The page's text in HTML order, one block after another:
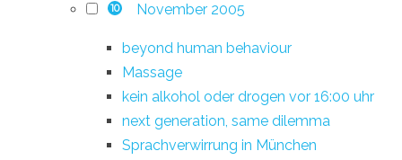
10 November 2005
beyond human behaviour
Massage
kein alkohol oder drogen vor 16:00 uhr
next generation, same dilemma
Sprachverwirrung in München